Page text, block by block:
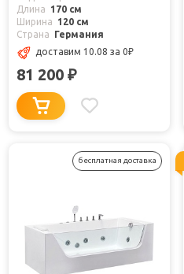
Длина
170 см
Ширина
120 см
Страна
Германия
доставим 10.08 за 0₽
81 200 ₽
бесплатная доставка